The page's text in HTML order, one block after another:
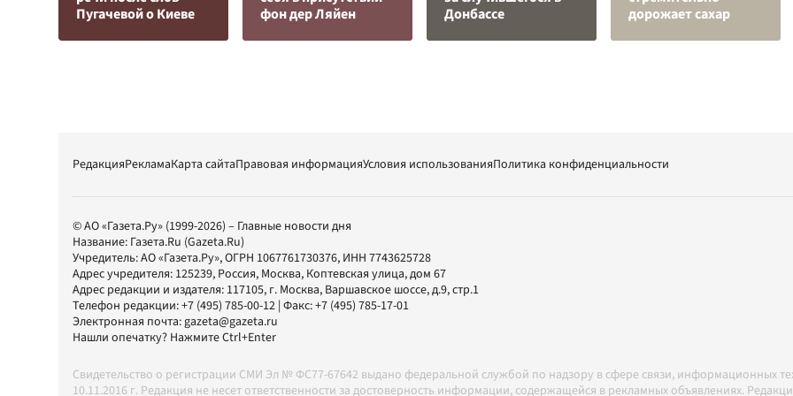
Пугачевой о Киеве
фон дер Ляйен
Донбассе
дорожает сахар
РедакцияРекламаКарта сайтаПравовая информацияУсловия использованияПолитика конфиденциальности
© АО «Газета.Ру» (1999-2026) – Главные новости дня
Название: Газета.Ru (Gazeta.Ru)
Учредитель:АО «Газета.Ру», ОГРН 1067761730376, ИНН 7743625728
Адрес учредителя: 125239, Россия, Москва, Коптевская улица, дом 67
Адрес редакции и издателя: 117105, г. Москва, Варшавское шоссе, д.9, стр.1
Телефон редакции:+7 (495) 785-00-12 | Факс:+7 (495) 785-17-01
Электронная почта:gazeta@gazeta.ru
Нашли опечатку? Нажмите Ctrl+Enter
Свидетельство о регистрации СМИ Эл № ФС77-67642 выдано федеральной службой по надзору в сфере связи, информационных
10.11.2016 г. Редакция не несет ответственности за достоверность информации, содержащейся в рекламных объявлениях.